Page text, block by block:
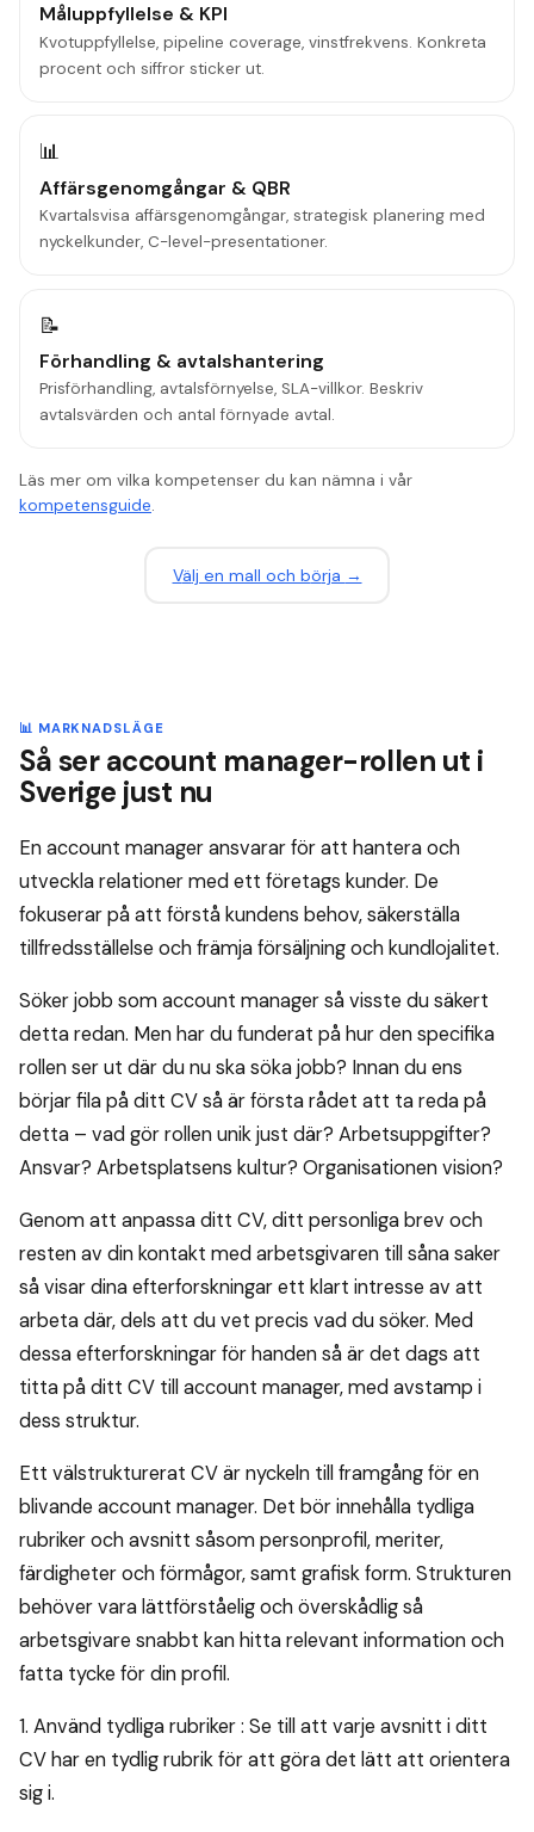
Måluppfyllelse & KPI
Kvotuppfyllelse, pipeline coverage, vinstfrekvens. Konkreta
procent och siffror sticker ut.
📊
Affärsgenomgångar & QBR
Kvartalsvisa affärsgenomgångar, strategisk planering med
nyckelkunder, C-level-presentationer.
📝
Förhandling & avtalshantering
Prisförhandling, avtalsförnyelse, SLA-villkor. Beskriv
avtalsvärden och antal förnyade avtal.
Läs mer om vilka kompetenser du kan nämna i vår
kompetensguide.
Välj en mall och börja →
📊 MARKNADSLÄGE
Så ser account manager-rollen ut i
Sverige just nu
En account manager ansvarar för att hantera och
utveckla relationer med ett företags kunder. De
fokuserar på att förstå kundens behov, säkerställa
tillfredsställelse och främja försäljning och kundlojalitet.
Söker jobb som account manager så visste du säkert
detta redan. Men har du funderat på hur den specifika
rollen ser ut där du nu ska söka jobb? Innan du ens
börjar fila på ditt CV så är första rådet att ta reda på
detta – vad gör rollen unik just där? Arbetsuppgifter?
Ansvar? Arbetsplatsens kultur? Organisationen vision?
Genom att anpassa ditt CV, ditt personliga brev och
resten av din kontakt med arbetsgivaren till såna saker
så visar dina efterforskningar ett klart intresse av att
arbeta där, dels att du vet precis vad du söker. Med
dessa efterforskningar för handen så är det dags att
titta på ditt CV till account manager, med avstamp i
dess struktur.
Ett välstrukturerat CV är nyckeln till framgång för en
blivande account manager. Det bör innehålla tydliga
rubriker och avsnitt såsom personprofil, meriter,
färdigheter och förmågor, samt grafisk form. Strukturen
behöver vara lättförståelig och överskådlig så
arbetsgivare snabbt kan hitta relevant information och
fatta tycke för din profil.
1. Använd tydliga rubriker : Se till att varje avsnitt i ditt
CV har en tydlig rubrik för att göra det lätt att orientera
sig i.